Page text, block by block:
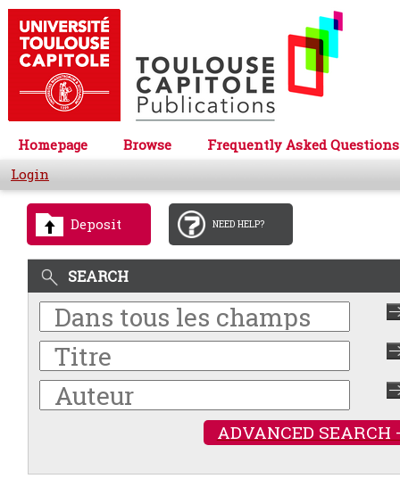
Homepage Browse
Frequently Asked Questions
Login
Deposit NEED HELP?
SEARCH
ADVANCED SEARCH